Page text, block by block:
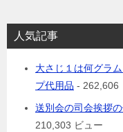
人気記事
大さじ１は何グラ
プ代用品 - 262,606
送別会の司会挨拶
210,303 ビュー